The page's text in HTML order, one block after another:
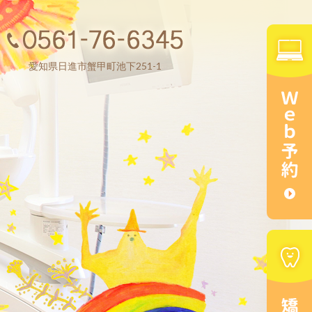
愛知県日進市蟹甲町池下251-1